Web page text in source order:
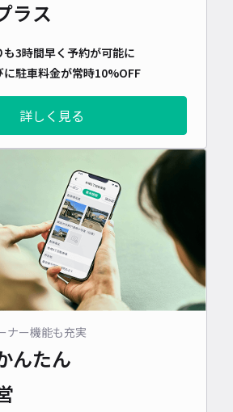
ラス
3時間早く予約が可能に
に駐車料金が常時10%OFF
詳しく見る
ナー機能も充実
んたん